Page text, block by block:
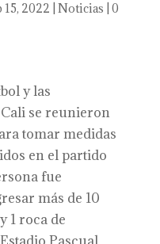
15, 2022 Noticias 0
y las
se reunieron
tomar medidas
en el partido
fue
más de 10
1 roca de